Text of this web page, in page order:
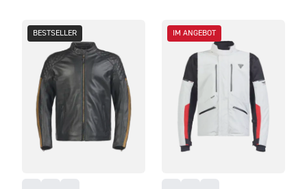
BESTSELLER IM ANGEBOT